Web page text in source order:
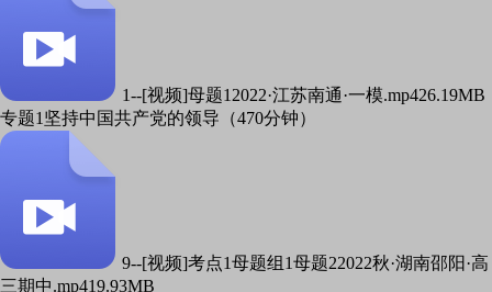
1--[视频]母题12022·江苏南通·一模.mp426.19MB
专题1坚持中国共产党的领导（470分钟）
9--[视频]考点1母题组1母题22022秋·湖南邵阳·高
三期中.mp419.93MB